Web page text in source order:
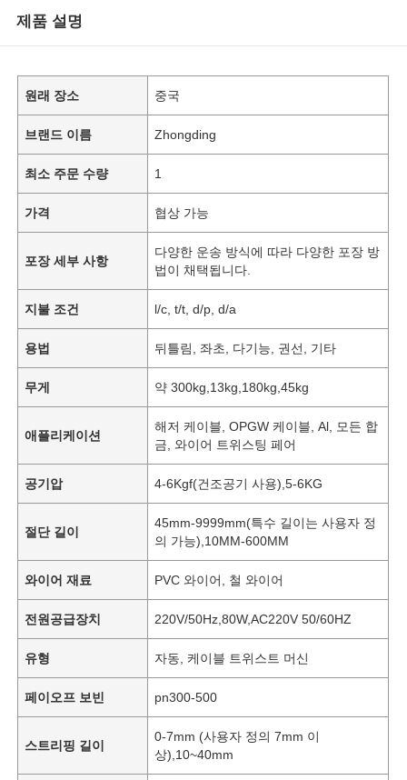
제품 설명
원래 장소 중국
브랜드 이름 Zhongding
최소 주문 수량 1
가격 협상 가능
포장 세부 사항
다양한 운송 방식에 따라 다양한 포장 방
법이 채택됩니다.
지불 조건 l/c, t/t, d/p, d/a
용법 뒤틀림, 좌초, 다기능, 권선, 기타
무게 약 300kg,13kg,180kg,45kg
애플리케이션
해저 케이블, OPGW 케이블, Al, 모든 합
금, 와이어 트위스팅 페어
공기압 4-6Kgf(건조공기 사용),5-6KG
절단 길이
45mm-9999mm(특수 길이는 사용자 정
의 가능),10MM-600MM
와이어 재료 PVC 와이어, 철 와이어
전원공급장치 220V/50Hz,80W,AC220V 50/60HZ
유형 자동, 케이블 트위스트 머신
페이오프 보빈 pn300-500
스트리핑 길이
0-7mm (사용자 정의 7mm 이
상),10~40mm